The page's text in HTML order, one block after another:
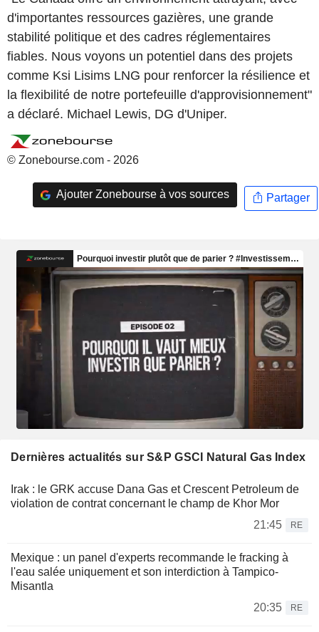
d'importantes ressources gazières, une grande
stabilité politique et des cadres réglementaires
fiables. Nous voyons un potentiel dans des projets
comme Ksi Lisims LNG pour renforcer la résilience et
la flexibilité de notre portefeuille d'approvisionnement"
a déclaré. Michael Lewis, DG d'Uniper.
© Zonebourse.com - 2026
Ajouter Zonebourse à vos sources Partager
Dernières actualités sur S&P GSCI Natural Gas Index
Irak : le GRK accuse Dana Gas et Crescent Petroleum de
violation de contrat concernant le champ de Khor Mor
21:45
RE
Mexique : un panel d'experts recommande le fracking à
l'eau salée uniquement et son interdiction à Tampico-
Misantla
20:35
RE